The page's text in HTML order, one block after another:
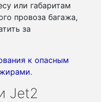
или габаритам
провоза багажа,
за
к опасным
.
Jet2